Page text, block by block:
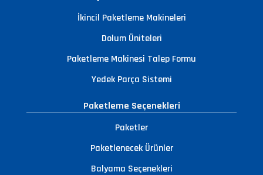
İkincil Paketleme Makineleri
Dolum Üniteleri
Paketleme Makinesi Talep Formu
Yedek Parça Sistemi
Paketleme Seçenekleri
Paketler
Paketlenecek Ürünler
Balyama Seçenekleri